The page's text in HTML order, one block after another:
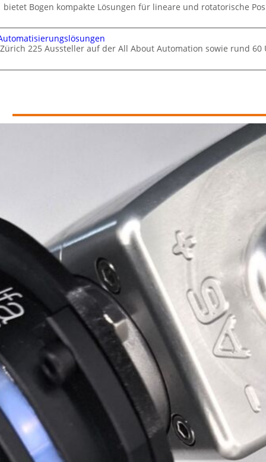
bietet Bogen kompakte Lösungen für lineare und rotatorische
225 Aussteller auf der All About Automation sowie rund